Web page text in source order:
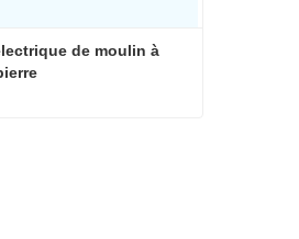
de moulin à